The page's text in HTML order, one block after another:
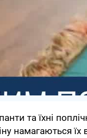
та їхні
намагаються